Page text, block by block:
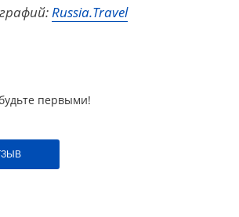
Russia.Travel
первыми!